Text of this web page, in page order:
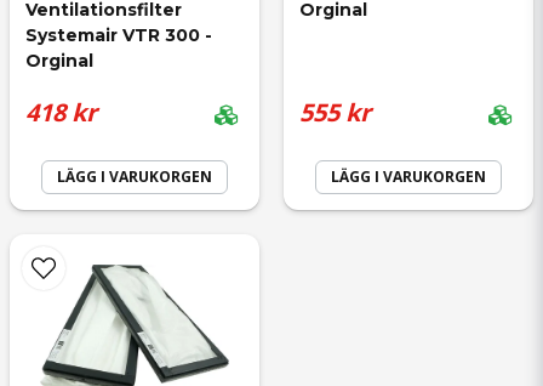
Ventilationsfilter
Systemair VTR 300 -
Orginal
418 kr
LÄGG I VARUKORGEN
Orginal
555 kr
LÄGG I VARUKORGEN